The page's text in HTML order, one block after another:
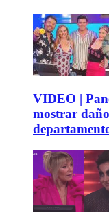
VIDEO |
mostrar